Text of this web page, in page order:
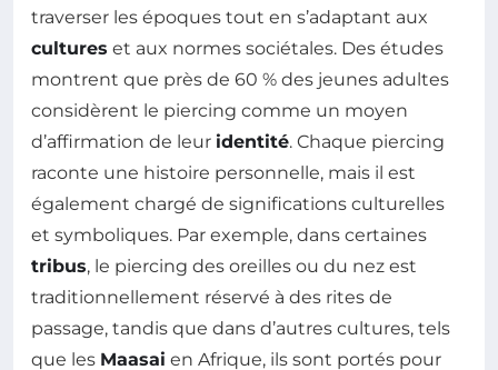
traverser les époques tout en s’adaptant aux
cultures et aux normes sociétales. Des études
montrent que près de 60 % des jeunes adultes
considèrent le piercing comme un moyen
d’affirmation de leur identité. Chaque piercing
raconte une histoire personnelle, mais il est
également chargé de significations culturelles
et symboliques. Par exemple, dans certaines
tribus, le piercing des oreilles ou du nez est
traditionnellement réservé à des rites de
passage, tandis que dans d’autres cultures, tels
que les Maasai en Afrique, ils sont portés pour